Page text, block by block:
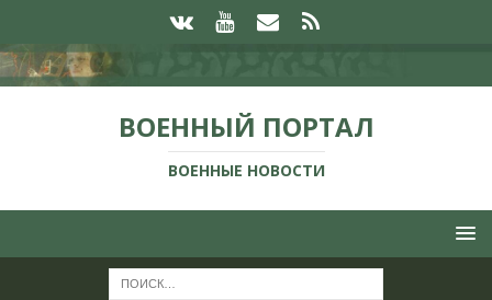
ВОЕННЫЙ ПОРТАЛ
ВОЕННЫЕ НОВОСТИ